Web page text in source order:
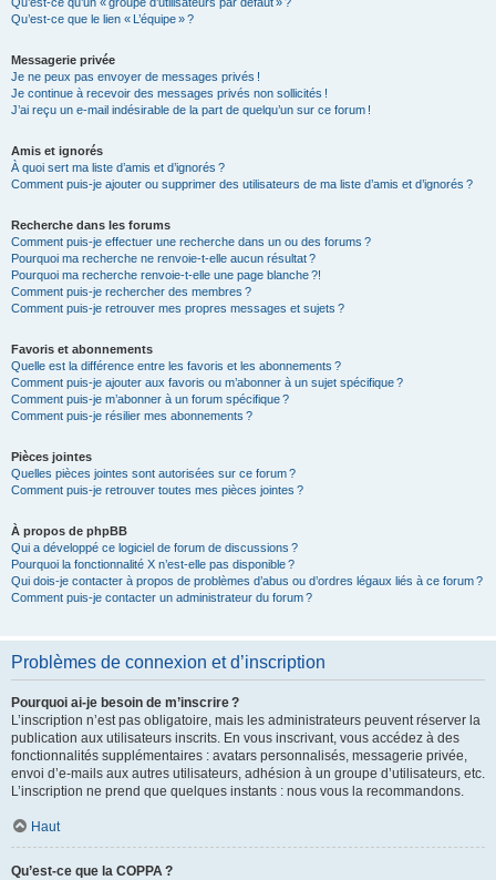
Qu’est-ce que le lien « L’équipe » ?
Messagerie privée
Je ne peux pas envoyer de messages privés !
Je continue à recevoir des messages privés non sollicités !
J’ai reçu un e-mail indésirable de la part de quelqu’un sur ce forum !
Amis et ignorés
À quoi sert ma liste d’amis et d’ignorés ?
Comment puis-je ajouter ou supprimer des utilisateurs de ma liste d’amis et d’ignorés ?
Recherche dans les forums
Comment puis-je effectuer une recherche dans un ou des forums ?
Pourquoi ma recherche ne renvoie-t-elle aucun résultat ?
Pourquoi ma recherche renvoie-t-elle une page blanche ?!
Comment puis-je rechercher des membres ?
Comment puis-je retrouver mes propres messages et sujets ?
Favoris et abonnements
Quelle est la différence entre les favoris et les abonnements ?
Comment puis-je ajouter aux favoris ou m’abonner à un sujet spécifique ?
Comment puis-je m’abonner à un forum spécifique ?
Comment puis-je résilier mes abonnements ?
Pièces jointes
Quelles pièces jointes sont autorisées sur ce forum ?
Comment puis-je retrouver toutes mes pièces jointes ?
À propos de phpBB
Qui a développé ce logiciel de forum de discussions ?
Pourquoi la fonctionnalité X n’est-elle pas disponible ?
Qui dois-je contacter à propos de problèmes d’abus ou d’ordres légaux liés à ce forum ?
Comment puis-je contacter un administrateur du forum ?
Problèmes de connexion et d’inscription
Pourquoi ai-je besoin de m’inscrire ?
L’inscription n’est pas obligatoire, mais les administrateurs peuvent réserver la
publication aux utilisateurs inscrits. En vous inscrivant, vous accédez à des
fonctionnalités supplémentaires : avatars personnalisés, messagerie privée,
envoi d’e-mails aux autres utilisateurs, adhésion à un groupe d’utilisateurs, etc.
L’inscription ne prend que quelques instants : nous vous la recommandons.
Haut
Qu’est-ce que la COPPA ?